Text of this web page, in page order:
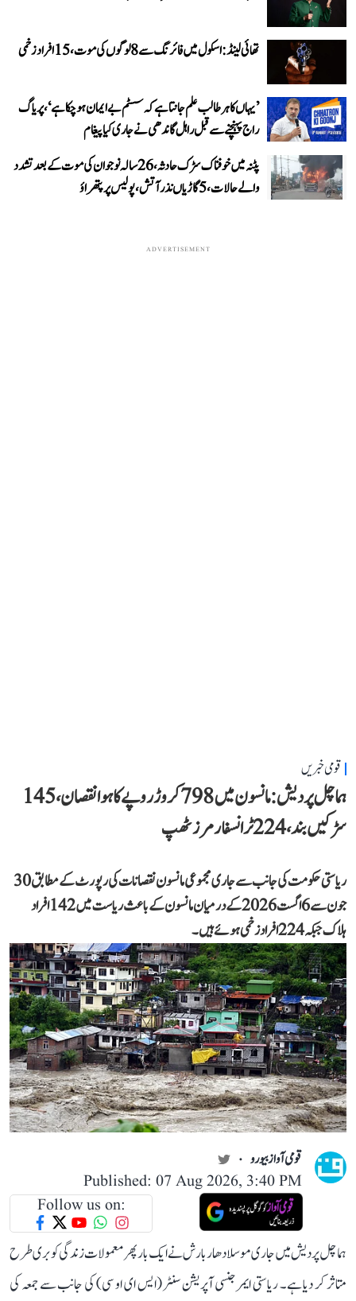
تھائی لینڈ: اسکول میں فائرنگ سے 8 لوگوں کی موت، 15 افراد زخمی
’یہاں کا ہر طالب علم جانتا ہے کہ سسٹم بے ایمان ہو چکا ہے‘، پریاگ
راج پہنچنے سے قبل راہل گاندھی نے جاری کیا پیغام
پٹنہ میں خوفناک سڑک حادثہ، 26 سالہ نوجوان کی موت کے بعد تشدد
والے حالات، 5 گاڑیاں نذر آتش، پولیس پر پتھراؤ
ADVERTISEMENT
قومی خبریں
ہماچل پردیش: مانسون میں 798 کروڑ روپے کا ہوا نقصان، 145
سڑکیں بند، 224 ٹرانسفارمرز ٹھپ
ریاستی حکومت کی جانب سے جاری مجموعی مانسون نقصانات کی رپورٹ کے مطابق 30
جون سے 6 اگست 2026 کے درمیان مانسون کے باعث ریاست میں 142 افراد
ہلاک جبکہ 224 افراد زخمی ہوئے ہیں۔
قومی آواز بیورو
Published: 07 Aug 2026, 3:40 PM
Follow us on:
ہماچل پردیش میں جاری موسلادھار بارش نے ایک بار پھر معمولات زندگی کو بری طرح
متاثر کر دیا ہے۔ ریاستی ایمرجنسی آپریشن سنٹر (ایس ای او سی) کی جانب سے جمعہ کی